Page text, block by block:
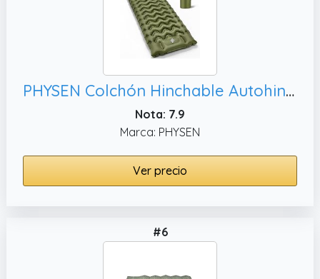
PHYSEN Colchón Hinchable Autohinchable con Correas 360° - Esterilla de Camping Inflable Impermeable con Bomba para Viajes, Playa y Autocaravana
Nota: 7.9
Marca: PHYSEN
Ver precio
#6